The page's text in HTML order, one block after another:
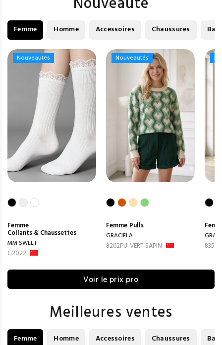
Femme Homme Accessoires Chaussures
Nouveautés
Nouveautés
Femme
Collants & Chaussettes
MM SWEET
G2022
Nouveautés
Nouveautés
Femme Pulls
GRACIELA
8262PU-VERT SAPIN
Voir le prix pro
Meilleures ventes
Femme Homme Accessoires Chaussures